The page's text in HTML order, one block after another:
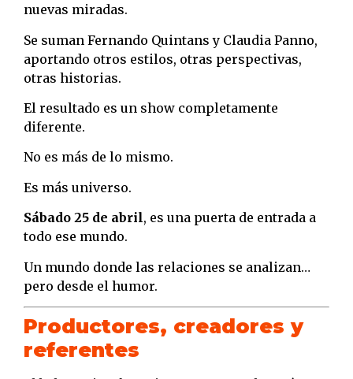
nuevas miradas.
Se suman Fernando Quintans y Claudia Panno,
aportando otros estilos, otras perspectivas,
otras historias.
El resultado es un show completamente
diferente.
No es más de lo mismo.
Es más universo.
Sábado 25 de abril, es una puerta de entrada a
todo ese mundo.
Un mundo donde las relaciones se analizan…
pero desde el humor.
Productores, creadores y
referentes